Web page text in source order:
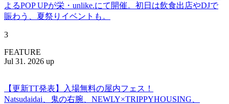
よるPOP UPが栄・unlike.にて開催。初日は飲食出店やDJで
賑わう、夏祭りイベントも。
3
FEATURE
Jul 31. 2026 up
【更新TT発表】入場無料の屋内フェス！
Natsudaidai、鬼の右腕、NEWLY×TRIPPYHOUSING、